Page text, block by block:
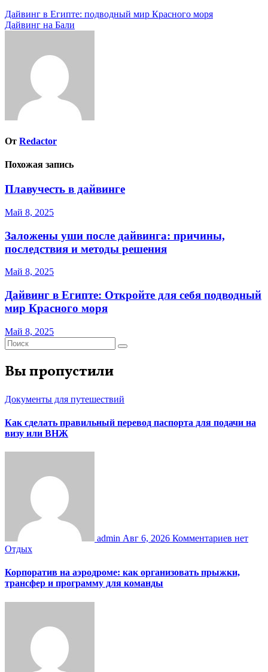
Навигация
по
Дайвинг в Египте: подводный мир Красного моря
Дайвинг на Бали
От Redactor
Похожая запись
Плавучесть в дайвинге
Май 8, 2025
Заложены уши после дайвинга: причины,
последствия и методы решения
Май 8, 2025
Дайвинг в Египте: Откройте для себя подводный
мир Красного моря
Май 8, 2025
Вы пропустили
Документы для путешествий
Как сделать правильный перевод паспорта для подачи на
визу или ВНЖ
admin Авг 6, 2026 Комментариев нет
Отдых
Корпоратив на аэродроме: как организовать прыжки,
трансфер и программу для команды